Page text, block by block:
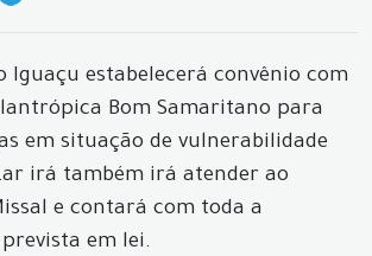
Iguaçu estabelecerá convênio com
Bom Samaritano para
em situação de vulnerabilidade
irá também irá atender ao
e contará com toda a
em lei.